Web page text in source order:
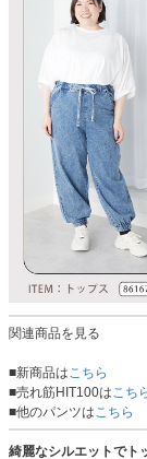
関連商品を見る
■新商品は こちら
■売れ筋HIT100は こち
■他のパンツは こちら
綺麗なシルエットでト